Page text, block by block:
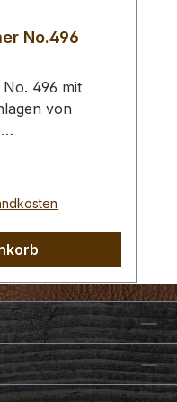
No.496
496 mit
von
durch
-
/